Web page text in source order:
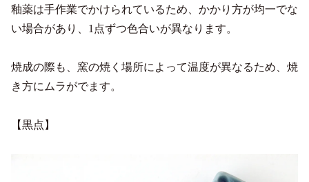
釉薬は手作業でかけられているため、かかり方が均一でな
い場合があり、1点ずつ色合いが異なります。
焼成の際も、窯の焼く場所によって温度が異なるため、焼
き方にムラがでます。
【黒点】